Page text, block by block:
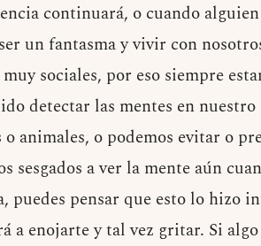
continuará, o cuando
un fantasma y vivir con
sociales, por eso siempre
detectar las mentes en
animales, o podemos evitar o
sesgados a ver la mente aún
puedes pensar que esto lo hizo
a enojarte y tal vez gritar. Si